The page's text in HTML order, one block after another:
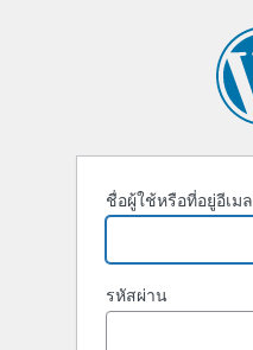
ชื่อผู้ใช้หรือที่อยู่อีเมล
รหัสผ่าน